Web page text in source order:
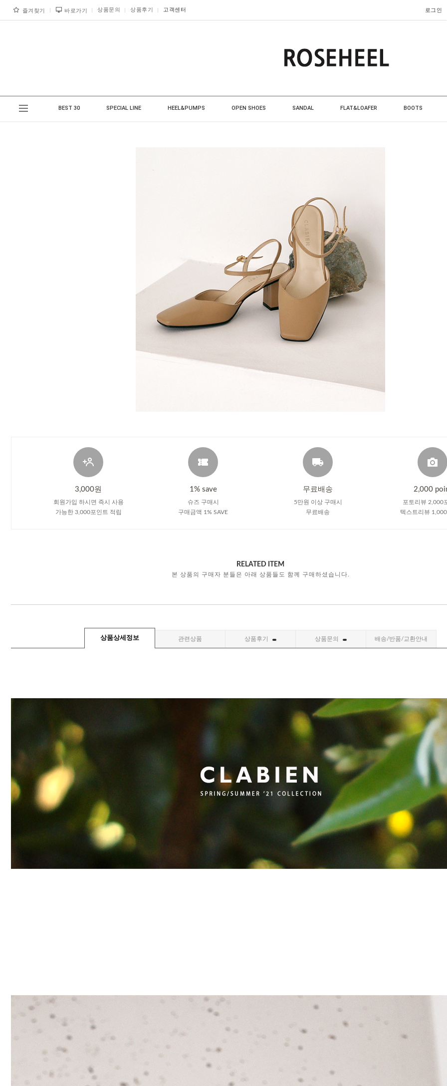
즐겨찾기 바로가기 상품문의 상품후기 고객센터 로그인
BEST 30 SPECIAL LINE HEEL&PUMPS OPEN SHOES SANDAL FLAT&LOAFER BOOTS
3,000원
회원가입 하시면 즉시 사용
가능한 3,000포인트 적립
1% save
슈즈 구매시
구매금액 1% SAVE
무료배송
5만원 이상 구매시
무료배송
2,000
포토리뷰 2,000
텍스트리뷰
RELATED ITEM
본 상품의 구매자 분들은 아래 상품들도 함께 구매하셨습니다.
상품상세정보 관련상품 상품후기 상품문의 배송/반품/교환안내